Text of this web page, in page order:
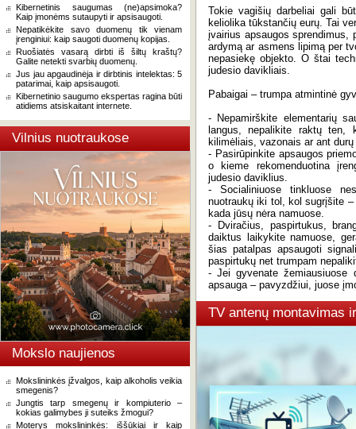
Kibernetinis saugumas (ne)apsimoka?
Kaip įmonėms sutaupyti ir apsisaugoti.
Nepatikėkite savo duomenų tik vienam
įrenginiui: kaip saugoti duomenų kopijas.
Ruošiatės vasarą dirbti iš šiltų kraštų?
Galite netekti svarbių duomenų.
Jus jau apgaudinėja ir dirbtinis intelektas: 5
patarimai, kaip apsisaugoti.
Kibernetinio saugumo ekspertas ragina būti
atidiems atsiskaitant internete.
Vilnius nuotraukose
Mokslo naujienos
Mokslininkės įžvalgos, kaip alkoholis veikia
smegenis?
Jungtis tarp smegenų ir kompiuterio –
kokias galimybes ji suteiks žmogui?
Moterys mokslininkės: iššūkiai ir kaip
Tokie vagišių darbeliai gali
keliolika tūkstančių eurų. Tai
įvairius apsaugos sprendimus,
ardymą ar asmens lipimą per
nepasiekę objekto. O štai
judesio davikliais.
Pabaigai – trumpa atmintinė
- Nepamirškite elementarių
langus, nepalikite raktų
kilimėliais, vazonais ar ant
- Pasirūpinkite apsaugos
o kieme rekomenduotina
judesio daviklius.
- Socialiniuose tinkluose
nuotraukų iki tol, kol sugrįšite
kada jūsų nėra namuose.
- Dviračius, paspirtukus,
daiktus laikykite namuose,
šias patalpas apsaugoti
paspirtukų net trumpam
- Jei gyvenate žemiausiuose
apsauga – pavyzdžiui, juose
TV antenų montavimas